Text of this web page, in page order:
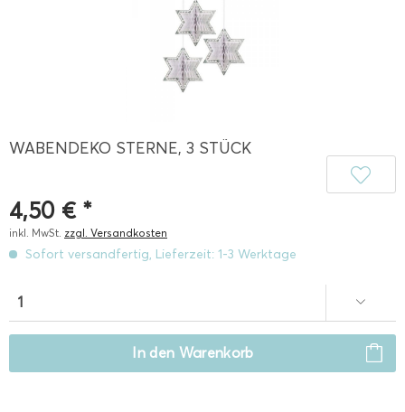
WABENDEKO STERNE, 3 STÜCK
4,50 € *
inkl. MwSt. zzgl. Versandkosten
Sofort versandfertig, Lieferzeit: 1-3 Werktage
In den Warenkorb